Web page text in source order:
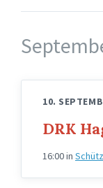
10.
DRK
16:00in